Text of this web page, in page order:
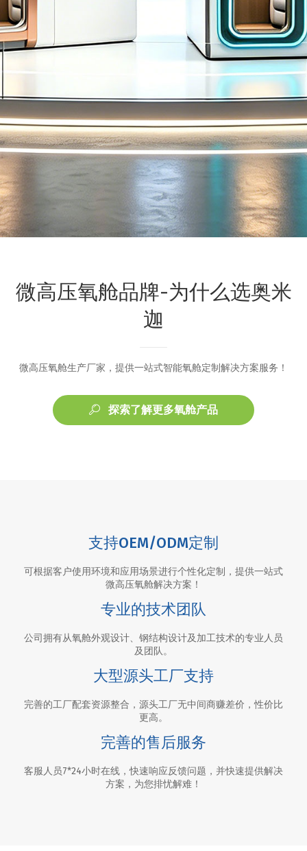
微高压氧舱品牌-为什么选奥米
迦
微高压氧舱生产厂家，提供一站式智能氧舱定制解决方案服务！
探索了解更多氧舱产品
支持OEM/ODM定制
可根据客户使用环境和应用场景进行个性化定制，提供一站式
微高压氧舱解决方案！
专业的技术团队
公司拥有从氧舱外观设计、钢结构设计及加工技术的专业人员
及团队。
大型源头工厂支持
完善的工厂配套资源整合，源头工厂无中间商赚差价，性价比
更高。
完善的售后服务
客服人员7*24小时在线，快速响应反馈问题，并快速提供解决
方案，为您排忧解难！